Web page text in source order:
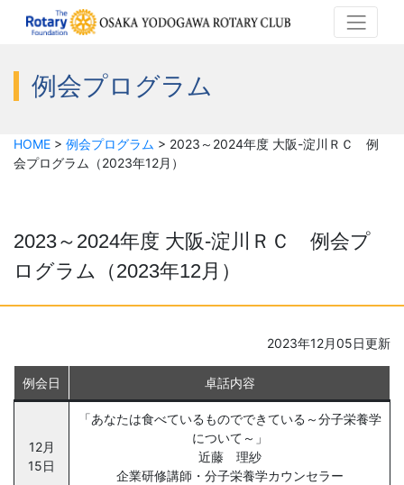
例会プログラム
HOME > 例会プログラム > 2023～2024年度 大阪-淀川ＲＣ 例
会プログラム（2023年12月）
2023～2024年度 大阪-淀川ＲＣ 例会プ
ログラム（2023年12月）
2023年12月05日更新
例会日 卓話内容
12月
15日
「あなたは食べているものでできている～分子栄養学
について～」
近藤 理紗
企業研修講師・分子栄養学カウンセラー